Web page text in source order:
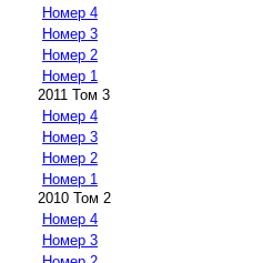
Номер 4
Номер 3
Номер 2
Номер 1
2011 Том 3
Номер 4
Номер 3
Номер 2
Номер 1
2010 Том 2
Номер 4
Номер 3